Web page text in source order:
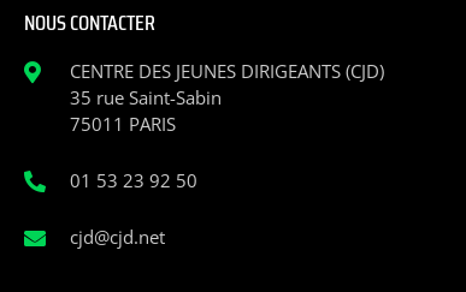
NOUS CONTACTER
CENTRE DES JEUNES DIRIGEANTS (CJD)
35 rue Saint-Sabin
75011 PARIS
01 53 23 92 50
cjd@cjd.net